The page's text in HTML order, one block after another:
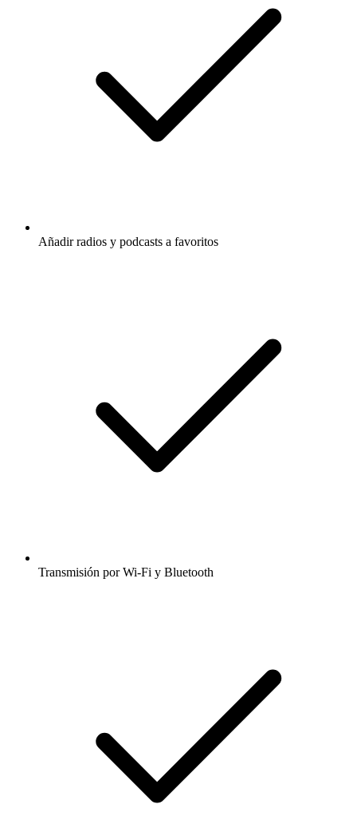
Añadir radios y podcasts a favoritos
Transmisión por Wi-Fi y Bluetooth